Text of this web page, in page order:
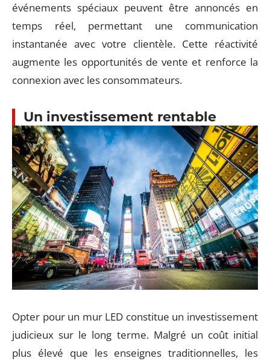
événements spéciaux peuvent être annoncés en
temps réel, permettant une communication
instantanée avec votre clientèle. Cette réactivité
augmente les opportunités de vente et renforce la
connexion avec les consommateurs.
Un investissement rentable
Opter pour un mur LED constitue un investissement
judicieux sur le long terme. Malgré un coût initial
plus élevé que les enseignes traditionnelles, les